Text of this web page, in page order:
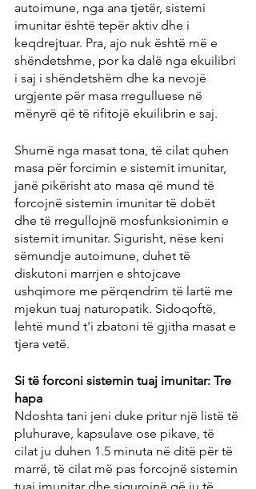
autoimune, nga ana tjetër, sistemi
imunitar është tepër aktiv dhe i
keqdrejtuar. Pra, ajo nuk është më e
shëndetshme, por ka dalë nga ekuilibri
i saj i shëndetshëm dhe ka nevojë
urgjente për masa rregulluese në
mënyrë që të rifitojë ekuilibrin e saj.
Shumë nga masat tona, të cilat quhen
masa për forcimin e sistemit imunitar,
janë pikërisht ato masa që mund të
forcojnë sistemin imunitar të dobët
dhe të rregullojnë mosfunksionimin e
sistemit imunitar. Sigurisht, nëse keni
sëmundje autoimune, duhet të
diskutoni marrjen e shtojcave
ushqimore me përqendrim të lartë me
mjekun tuaj naturopatik. Sidoqoftë,
lehtë mund t'i zbatoni të gjitha masat e
tjera vetë.
Si të forconi sistemin tuaj imunitar: Tre
hapa
Ndoshta tani jeni duke pritur një listë të
pluhurave, kapsulave ose pikave, të
cilat ju duhen 1.5 minuta në ditë për të
marrë, të cilat më pas forcojnë sistemin